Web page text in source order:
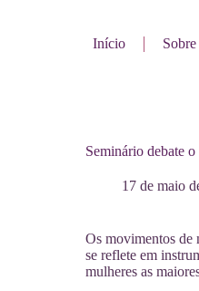
Início
Seminário debate
17 de maio
Os movimentos de
se reflete em
mulheres as